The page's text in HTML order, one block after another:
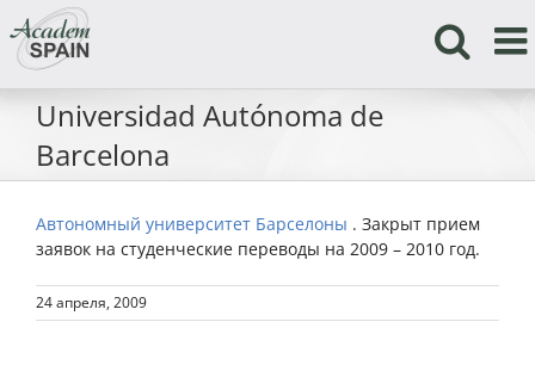
to
content
Universidad Autónoma de
Barcelona
Автономный университет Барселоны . Закрыт прием
заявок на студенческие переводы на 2009 – 2010 год.
24 апреля, 2009